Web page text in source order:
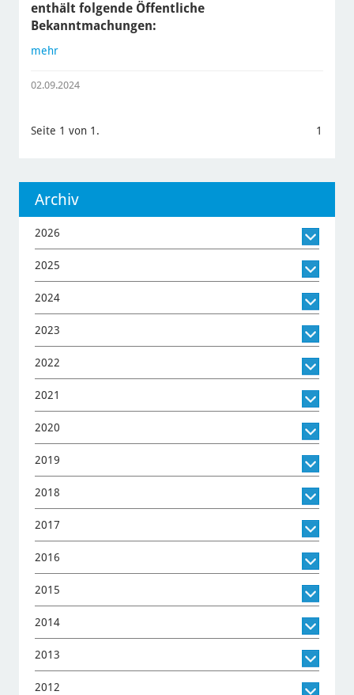
enthält folgende Öffentliche
Bekanntmachungen:
mehr
02.09.2024
Seite 1 von 1. 1
Archiv
2026
2025
2024
2023
2022
2021
2020
2019
2018
2017
2016
2015
2014
2013
2012